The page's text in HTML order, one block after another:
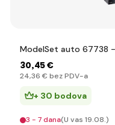
ModelSet auto 67738 -
30,45 €
24,36 € bez PDV-a
+ 30 bodova
3 - 7 dana(U vas 19.08.)